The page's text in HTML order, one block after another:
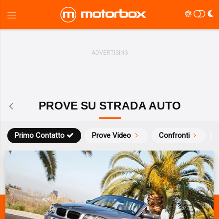
PROVE SU STRADA AUTO
Prove Video Confronti
Primo Contatto